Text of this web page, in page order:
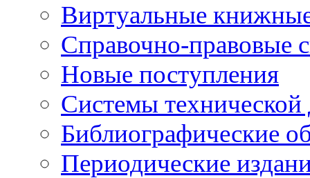
Виртуальные
Справочно-правовые
Новые поступления
Cистемы
Библиографические
Периодические